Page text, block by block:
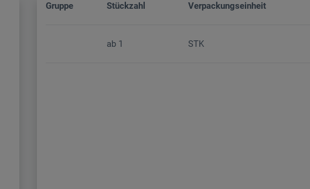
Gruppe Stückzahl Verpackungseinheit
ab 1 STK